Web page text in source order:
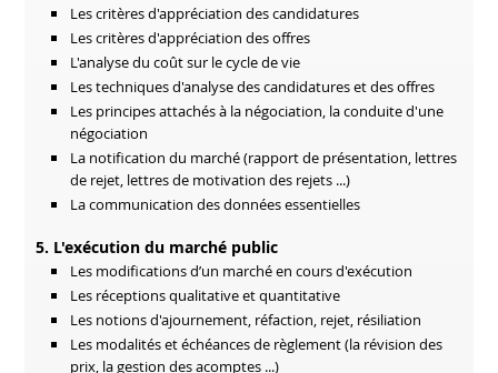
Les critères d'appréciation des candidatures
Les critères d'appréciation des offres
L'analyse du coût sur le cycle de vie
Les techniques d'analyse des candidatures et des offres
Les principes attachés à la négociation, la conduite d'une
négociation
La notification du marché (rapport de présentation, lettres
de rejet, lettres de motivation des rejets ...)
La communication des données essentielles
5. L'exécution du marché public
Les modifications d’un marché en cours d'exécution
Les réceptions qualitative et quantitative
Les notions d'ajournement, réfaction, rejet, résiliation
Les modalités et échéances de règlement (la révision des
prix, la gestion des acomptes ...)